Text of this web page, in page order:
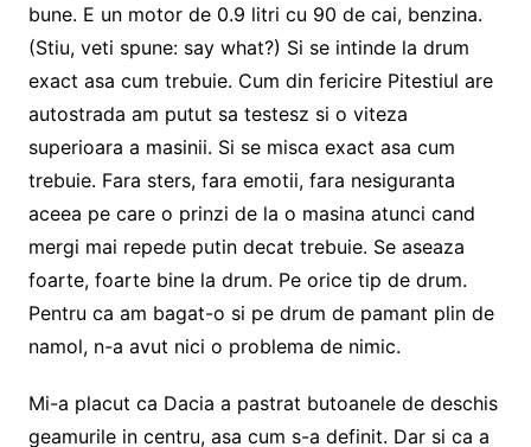
bune. E un motor de 0.9 litri cu 90 de cai, benzina.
(Stiu, veti spune: say what?) Si se intinde la drum
exact asa cum trebuie. Cum din fericire Pitestiul are
autostrada am putut sa testesz si o viteza
superioara a masinii. Si se misca exact asa cum
trebuie. Fara sters, fara emotii, fara nesiguranta
aceea pe care o prinzi de la o masina atunci cand
mergi mai repede putin decat trebuie. Se aseaza
foarte, foarte bine la drum. Pe orice tip de drum.
Pentru ca am bagat-o si pe drum de pamant plin de
namol, n-a avut nici o problema de nimic.
Mi-a placut ca Dacia a pastrat butoanele de deschis
geamurile in centru, asa cum s-a definit. Dar si ca a